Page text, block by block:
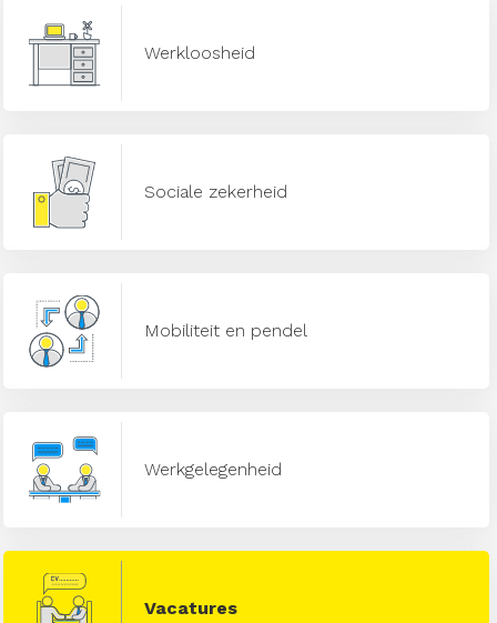
Werkloosheid
Sociale zekerheid
Mobiliteit en pendel
Werkgelegenheid
Vacatures